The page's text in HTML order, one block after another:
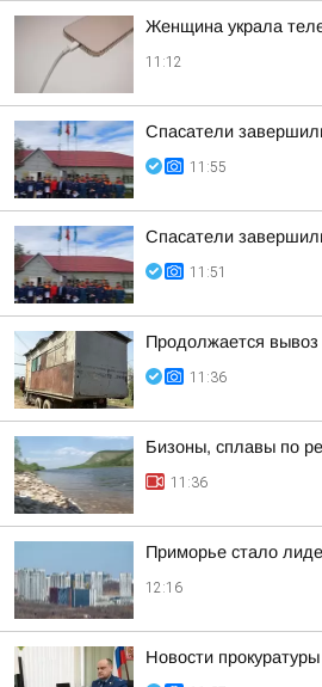
Женщина украла
11:12
Спасатели
11:55
Спасатели
11:51
Продолжается вывоз
11:36
Бизоны, сплавы по
11:36
Приморье стало
12:16
Новости